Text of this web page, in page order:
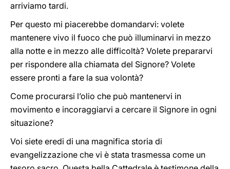
arriviamo tardi.
Per questo mi piacerebbe domandarvi: volete
mantenere vivo il fuoco che può illuminarvi in mezzo
alla notte e in mezzo alle difficoltà? Volete prepararvi
per rispondere alla chiamata del Signore? Volete
essere pronti a fare la sua volontà?
Come procurarsi l’olio che può mantenervi in
movimento e incoraggiarvi a cercare il Signore in ogni
situazione?
Voi siete eredi di una magnifica storia di
evangelizzazione che vi è stata trasmessa come un